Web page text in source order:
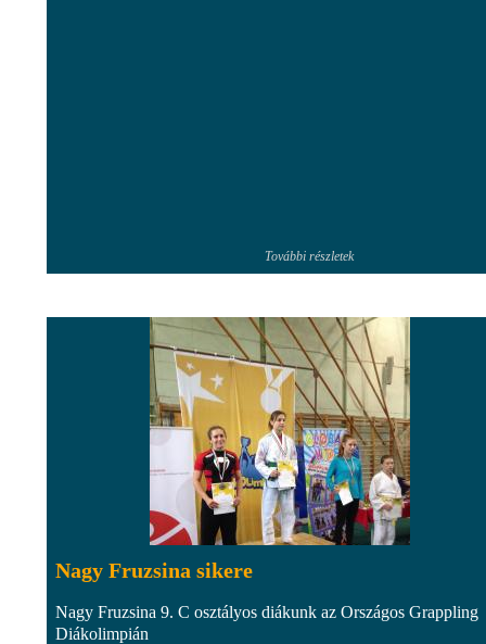
További részletek
Nagy Fruzsina sikere
Nagy Fruzsina 9. C osztályos diákunk az Országos Grappling
Diákolimpián